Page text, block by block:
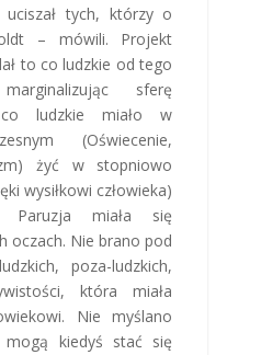
tych, którzy o
– mówili. Projekt
to co ludzkie od tego
sferę
ludzkie miało w
(Oświecenie,
żyć w stopniowo
wysiłkowi człowieka)
Paruzja miała się
oczach. Nie brano pod
poza-ludzkich,
która miała
Nie myślano
kiedyś stać się